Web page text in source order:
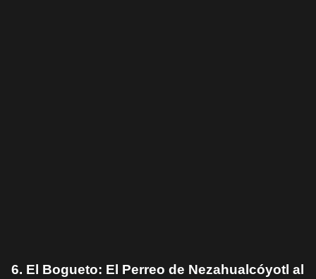
6. El Bogueto: El Perreo de Nezahualcóyotl al